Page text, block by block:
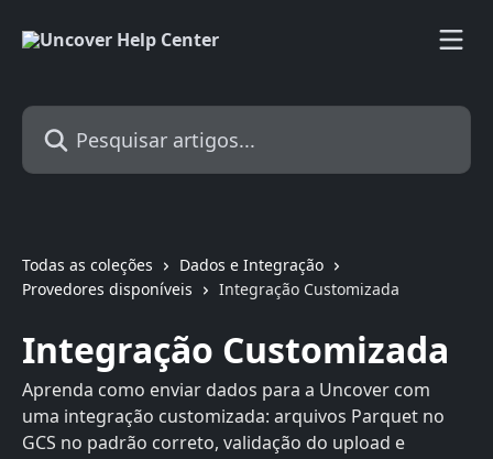
Pesquisar artigos...
Todas as coleções
Dados e Integração
Provedores disponíveis
Integração Customizada
Integração Customizada
Aprenda como enviar dados para a Uncover com
uma integração customizada: arquivos Parquet no
GCS no padrão correto, validação do upload e